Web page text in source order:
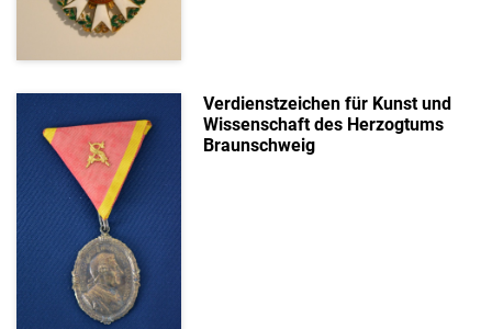
Verdienstzeichen für Kunst und
Wissenschaft des Herzogtums
Braunschweig